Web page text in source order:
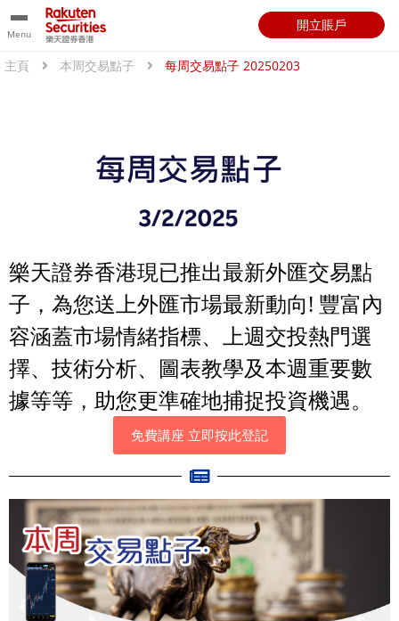
Menu
開立賬戶
主頁 本周交易點子 每周交易點子 20250203
樂天證券香港現已推出最新外匯交易點
子，為您送上外匯市場最新動向! 豐富內
容涵蓋市場情緒指標、上週交投熱門選
擇、技術分析、圖表教學及本週重要數
據等等，助您更準確地捕捉投資機遇。
免費講座 立即按此登記